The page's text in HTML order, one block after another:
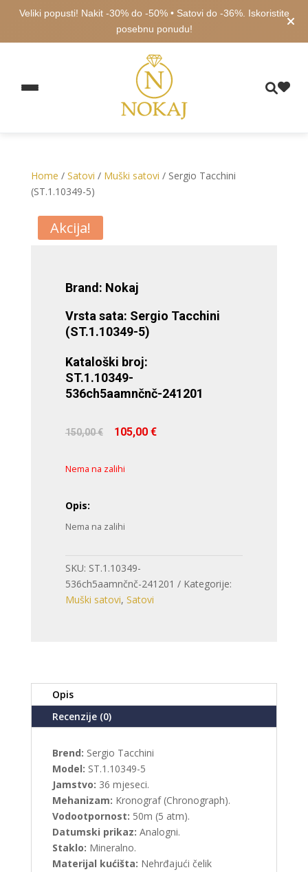
Veliki popusti! Nakit -30% do -50% • Satovi do -36%. Iskoristite
posebnu ponudu!
Home / Satovi / Muški satovi / Sergio Tacchini
(ST.1.10349-5)
Akcija!
Brand: Nokaj
Vrsta sata: Sergio Tacchini
(ST.1.10349-5)
Kataloški broj:
ST.1.10349-
536ch5aamnčnč-241201
150,00€ Izvorna
cijena
bila
je:
105,00 €
Nema na zalihi
Opis:
Nema na zalihi
SKU: ST.1.10349-
536ch5aamnčnč-241201
Kategorije:
Muški satovi, Satovi
Opis
Recenzije (0)
Brend: Sergio Tacchini
Model: ST.1.10349-5
Jamstvo: 36 mjeseci.
Mehanizam: Kronograf (Chronograph).
Vodootpornost: 50m (5 atm).
Datumski prikaz: Analogni.
Staklo: Mineralno.
Materijal kućišta: Nehrđajući čelik